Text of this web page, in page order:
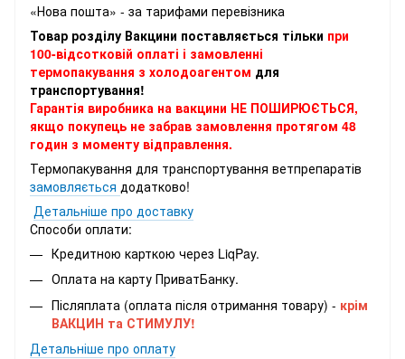
«Нова пошта» - за тарифами перевізника
Товар розділу Вакцини поставляється тільки при
100-відсотковій оплаті і замовленні
термопакування з холодоагентом для
транспортування!
Гарантія виробника на вакцини НЕ ПОШИРЮЄТЬСЯ,
якщо покупець не забрав замовлення протягом 48
годин з моменту відправлення.
Термопакування для транспортування ветпрепаратів
замовляється додатково!
Детальніше про доставку
Способи оплати:
Кредитною карткою через LiqPay.
Оплата на карту ПриватБанку.
Післяплата (оплата після отримання товару) - крім
ВАКЦИН та СТИМУЛУ!
Детальніше про оплату